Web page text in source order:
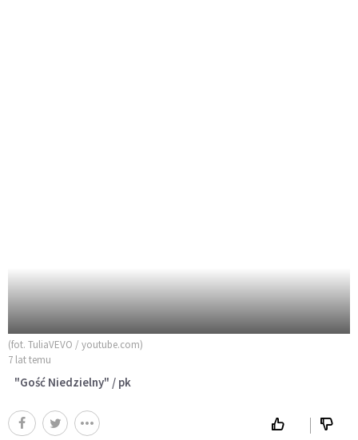
(fot. TuliaVEVO / youtube.com)
7 lat temu
"Gość Niedzielny" / pk